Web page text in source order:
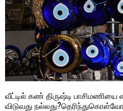
வீட்டில் கண் திருஷ்டி
விடுவது